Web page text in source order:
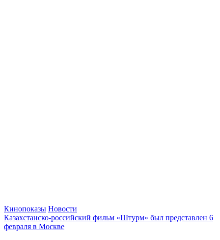
Кинопоказы Новости
Казахстанско-российский фильм «Штурм» был представлен 6
февраля в Москве